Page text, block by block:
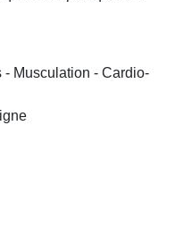
- Musculation - Cardio-